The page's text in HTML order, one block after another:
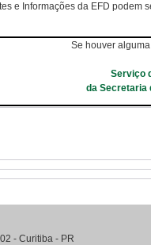
e Informações da EFD podem
Se houver
Serviço
da Secretaria
- Curitiba - PR